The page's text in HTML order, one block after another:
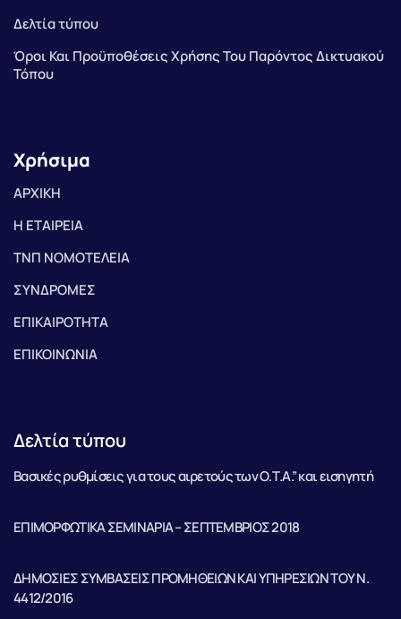
Δελτία τύπου
Όροι Και Προϋποθέσεις Χρήσης Του Παρόντος Δικτυακού
Τόπου
Χρήσιμα
ΑΡΧΙΚΗ
Η ΕΤΑΙΡΕΙΑ
ΤΝΠ ΝΟΜΟΤΕΛΕΙΑ
ΣΥΝΔΡΟΜΕΣ
ΕΠΙΚΑΙΡΟΤΗΤΑ
ΕΠΙΚΟΙΝΩΝΙΑ
Δελτία τύπου
Βασικές ρυθμίσεις για τους αιρετούς των Ο.Τ.Α.” και εισηγητή
ΕΠΙΜΟΡΦΩΤΙΚΑ ΣΕΜΙΝΑΡΙΑ – ΣΕΠΤΕΜΒΡΙΟΣ 2018
ΔΗΜΟΣΙΕΣ ΣΥΜΒΑΣΕΙΣ ΠΡΟΜΗΘΕΙΩΝ ΚΑΙ ΥΠΗΡΕΣΙΩΝ ΤΟΥ Ν.
4412/2016